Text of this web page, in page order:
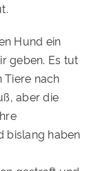
Hund ein
geben. Es tut
Tiere nach
aber die
bislang haben